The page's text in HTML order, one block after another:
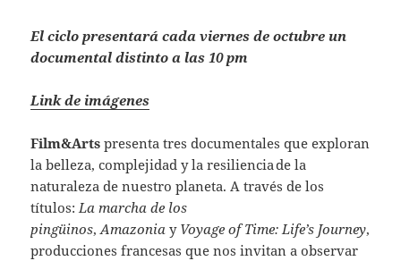
El ciclo presentará cada viernes de octubre un
documental distinto a las 10 pm
Link de imágenes
Film&Arts presenta tres documentales que exploran
la belleza, complejidad y la resiliencia de la
naturaleza de nuestro planeta. A través de los
títulos: La marcha de los
pingüinos,Amazonia y Voyage of Time: Life’s Journey,
producciones francesas que nos invitan a observar